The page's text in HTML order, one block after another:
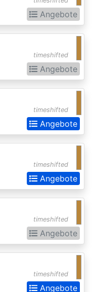
Angebote
timeshifted
Angebote
timeshifted
Angebote
timeshifted
Angebote
timeshifted
Angebote
timeshifted
Angebote